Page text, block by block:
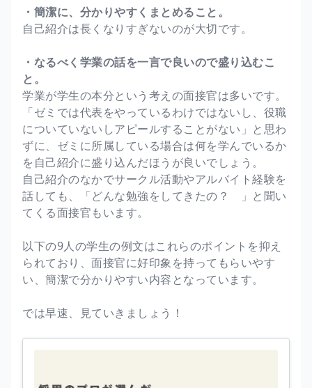
・簡潔に、分かりやすくまとめること。
自己紹介は長くなりすぎないのが大切です。
・なるべく学業の話を一言で良いので盛り込むこ
と。
学業が学生の本分という考えの面接官は多いです。
「ゼミでは代表をやっているわけではないし、役職
についていないしアピールすることがない」と思わ
ずに、ゼミに所属している場合は何を学んでいるか
を自己紹介に盛り込んだほうが良いでしょう。
自己紹介のなかでサークル活動やアルバイト経験を
話しても、「どんな勉強をしてきたの？ 」と聞い
てくる面接官もいます。
以下の9人の学生の例文はこれらのポイントを抑え
られており、面接官に好印象を持ってもらいやす
い、簡潔で分かりやすい内容となっています。
では早速、見ていきましょう！